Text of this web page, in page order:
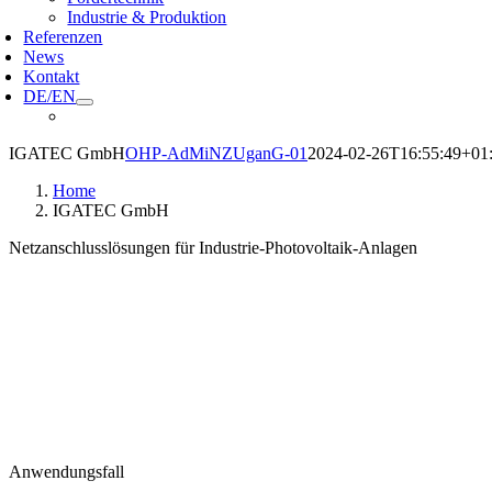
Industrie & Produktion
Referenzen
News
Kontakt
DE/EN
IGATEC GmbHOHP-AdMiNZUganG-01 2024-02-
Home
IGATEC GmbH
Netzanschlusslösungen für Industrie-Photovoltaik-Anlagen
Anwendungsfall